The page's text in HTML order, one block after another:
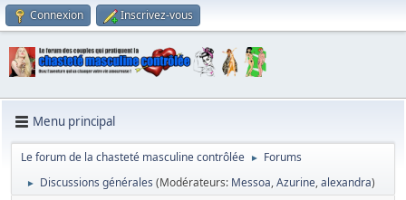
Connexion Inscrivez-vous
Menu principal
Le forum de la chasteté masculine contrôlée ► Forums
► Discussions générales (Modérateurs: Messoa,Azurine,alexandra)